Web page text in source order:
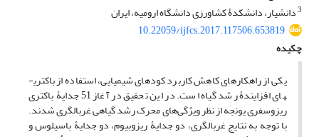
3دانشیار، دانشکدۀ کشاورزی دانشگاه ارومیه، ایران
10.22059/ijfcs.2017.117506.653819
چکیده
یکی از راهکارهای کاهش کاربرد کودهای شیمیایی، استفاده از باکتری­
های افزایندۀ رشد گیاه است. در این تحقیق در آغاز 51 جدایۀ باکتری
ریزوسفری یونجه از نظر ویژگی‌های محرک ­رشد ­گیاهی غربالگری شدند.
با توجه به نتایج غربالگری، دو جدایۀ ریزوبیوم، دو جدایۀ باسیلوس و